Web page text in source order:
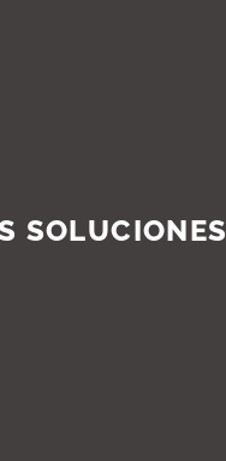
SOLUCIONES